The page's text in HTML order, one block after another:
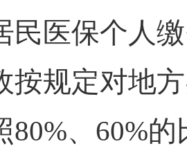
民医保个人
按规定对地
80%、60%